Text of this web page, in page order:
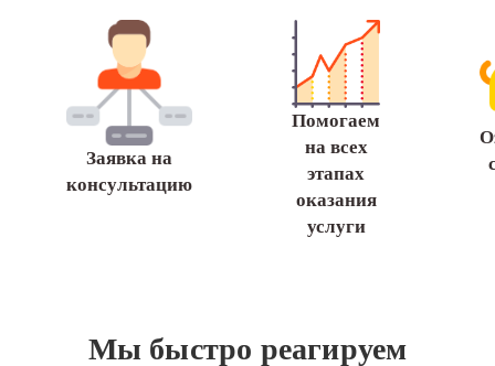
Заявка на
консультацию
Помогаем
на всех
этапах
оказания
услуги
Мы быстро реагируем